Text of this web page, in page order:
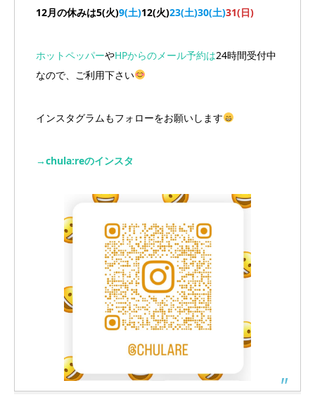
12月の休みは5(火)9(土)12(火)23(土)30(土)31(日)
ホットペッパーやHPからのメール予約は24時間受付中
なので、ご利用下さい
インスタグラムもフォローをお願いします
→chula:reのインスタ